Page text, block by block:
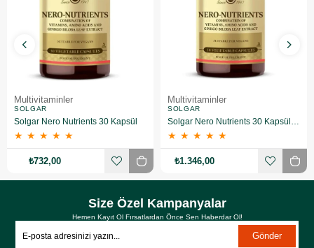
Multivitaminler
SOLGAR
Solgar Nero Nutrients 30 Kapsül
★ ★ ★ ★ ★
₺732,00
Multivitaminler
SOLGAR
★ ★ ★ ★ ★
₺1.346,00
Size Özel Kampanyalar
Hemen Kayıt Ol Fırsatlardan Önce Sen Haberdar Ol!
Gönder